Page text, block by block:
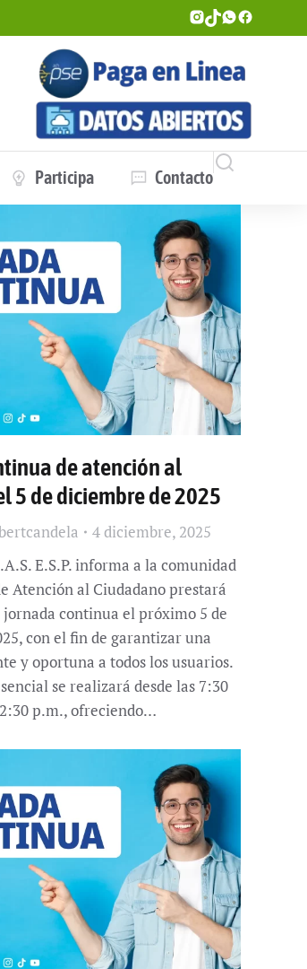
Participa Contacto
de atención al
5 de diciembre de 2025
4 diciembre, 2025
E.S.P. informa a la comunidad
Atención al Ciudadano prestará
jornada continua el próximo 5 de
con el fin de garantizar una
y oportuna a todos los usuarios.
se realizará desde las 7:30
p.m., ofreciendo…